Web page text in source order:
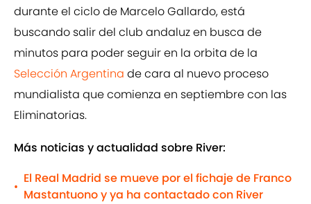
durante el ciclo de Marcelo Gallardo, está
buscando salir del club andaluz en busca de
minutos para poder seguir en la orbita de la
Selección Argentina de cara al nuevo proceso
mundialista que comienza en septiembre con las
Eliminatorias.
Más noticias y actualidad sobre River:
•
El Real Madrid se mueve por el fichaje de Franco
Mastantuono y ya ha contactado con River